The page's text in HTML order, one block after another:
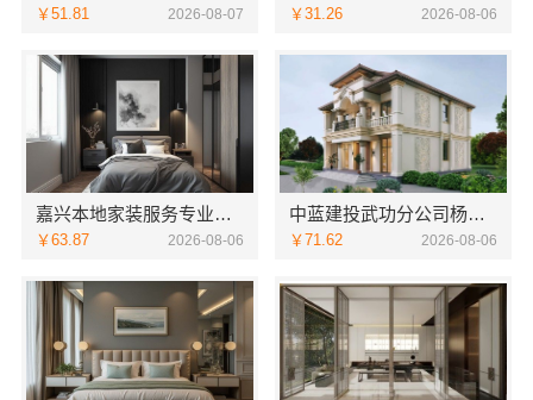
￥51.81 2026-08-07 ￥31.26 2026-08-06
嘉兴本地家装服务专业施工靠谱商家，嘉兴美派建材十年口碑沉淀
￥63.87 2026-08-06
中蓝建投武功分公司杨凌全包装修品牌
￥71.62 2026-08-06